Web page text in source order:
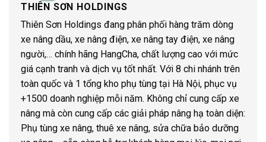
THIÊN SƠN HOLDINGS
Thiên Sơn Holdings đang phân phối hàng trăm dòng
xe nâng dầu, xe nâng điện, xe nâng tay điện, xe nâng
người,… chính hãng HangCha, chất lượng cao với mức
giá cạnh tranh và dịch vụ tốt nhất. Với 8 chi nhánh trên
toàn quốc và 1 tổng kho phụ tùng tại Hà Nội, phục vụ
+1500 doanh nghiệp mỗi năm. Không chỉ cung cấp xe
nâng mà còn cung cấp các giải pháp nâng hạ toàn diện:
Phụ tùng xe nâng, thuê xe nâng, sửa chữa bảo dưỡng